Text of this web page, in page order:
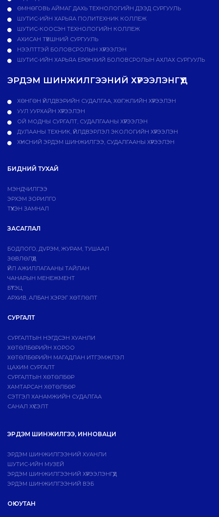
ӨМНӨГОВЬ АЙМАГ ДАХЬ ТЕХНОЛОГИЙН ДЭЭД СУРГУУЛЬ
ШУТИС-ИЙН ХАРЬЯА ПОЛИТЕХНИК КОЛЛЕЖ
ШУТИС-КООСЭН ТЕХНОЛОГИЙН КОЛЛЕЖ
АХИСАН ТҮВШНИЙ СУРГУУЛЬ
НЭЭЛТТЭЙ БОЛОВСРОЛЫН ХҮРЭЭЛЭН
ШУТИС-ИЙН ХАРЬЯА ЕРӨНХИЙ БОЛОВСРОЛЫН АХЛАХ СУРГУУЛЬ
ЭРДЭМ ШИНЖИЛГЭЭНИЙ ХҮРЭЭЛЭНГҮҮД
ХӨНГӨН ҮЙЛДВЭРИЙН СУДАЛГАА, ХӨГЖЛИЙН ХҮРЭЭЛЭН
УУЛ УУРХАЙН ХҮРЭЭЛЭН
ОЙ МОДНЫ СУРГАЛТ, СУДАЛГААНЫ ХҮРЭЭЛЭН
ДУЛААНЫ ТЕХНИК, ҮЙЛДВЭРЛЭЛ ЭКОЛОГИЙН ХҮРЭЭЛЭН
ХҮНСНИЙ ЭРДЭМ ШИНЖИЛГЭЭ, СУДАЛГААНЫ ХҮРЭЭЛЭН
БИДНИЙ ТУХАЙ
МЭНДЧИЛГЭЭ
ЭРХЭМ ЗОРИЛГО
ТҮҮХЭН ЗАМНАЛ
ЗАСАГЛАЛ
БОДЛОГО, ДVРЭМ, ЖУРАМ, ТУШААЛ
ЗӨВЛӨЛҮҮД
ҮЙЛ АЖИЛЛАГААНЫ ТАЙЛАН
ЧАНАРЫН МЕНЕЖМЕНТ
БҮТЭЦ
АРХИВ, АЛБАН ХЭРЭГ ХӨТЛӨЛТ
СУРГАЛТ
СУРГАЛТЫН НЭГДСЭН ХУАНЛИ
ХӨТӨЛБӨРИЙН ХОРОО
ХӨТӨЛБӨРИЙН МАГАДЛАН ИТГЭМЖЛЭЛ
ЦАХИМ СУРГАЛТ
СУРГАЛТЫН ХӨТӨЛБӨР
ХАМТАРСАН ХӨТӨЛБӨР
СЭТГЭЛ ХАНАМЖИЙН СУДАЛГАА
САНАЛ ХҮСЭЛТ
ЭРДЭМ ШИНЖИЛГЭЭ, ИННОВАЦИ
ЭРДЭМ ШИНЖИЛГЭЭНИЙ ХУАНЛИ
ШУТИС-ИЙН МУЗЕЙ
ЭРДЭМ ШИНЖИЛГЭЭНИЙ ХҮРЭЭЛЭНГҮҮД
ЭРДЭМ ШИНЖИЛГЭЭНИЙ ВЭБ
ОЮУТАН